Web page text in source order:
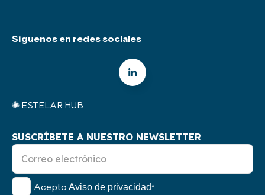
Síguenos en redes sociales
✺ ESTELAR HUB
SUSCRÍBETE A NUESTRO NEWSLETTER
Acepto Aviso de privacidad*